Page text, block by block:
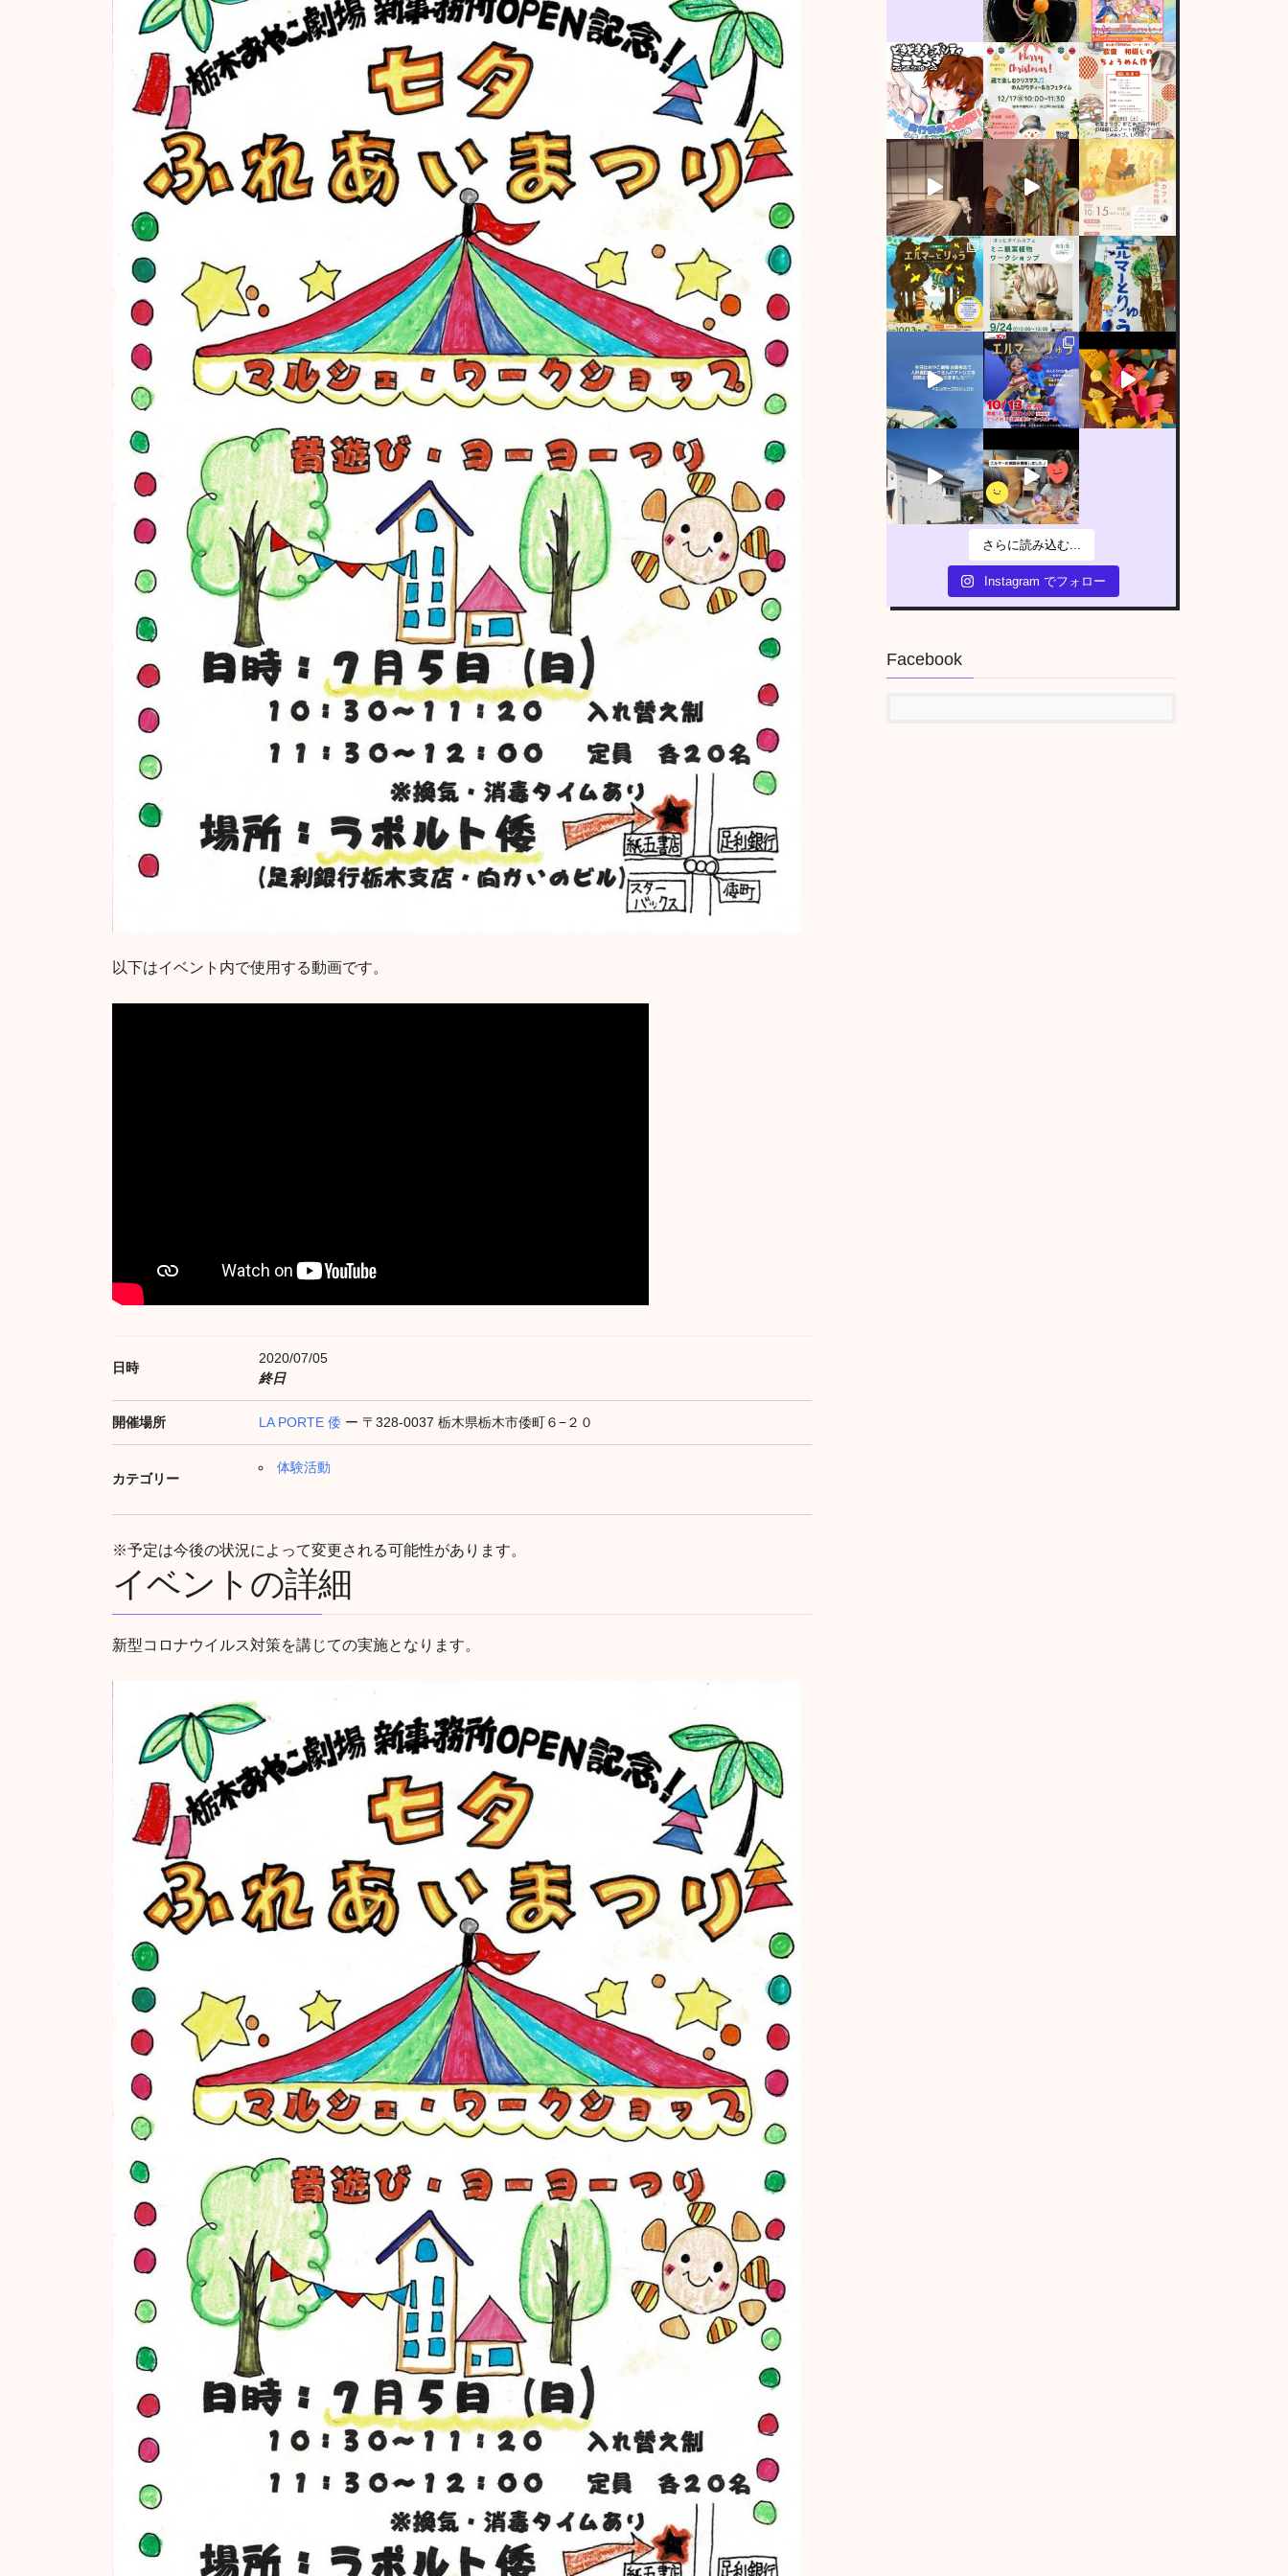
以下はイベント内で使用する動画です。
日時
2020/07/05
終日
開催場所 LA PORTE 倭 ー 〒328-0037 栃木県栃木市倭町６−２０
カテゴリー
体験活動
※予定は今後の状況によって変更される可能性があります。
イベントの詳細
新型コロナウイルス対策を講じての実施となります。
さらに読み込む...
Instagram でフォロー
Facebook